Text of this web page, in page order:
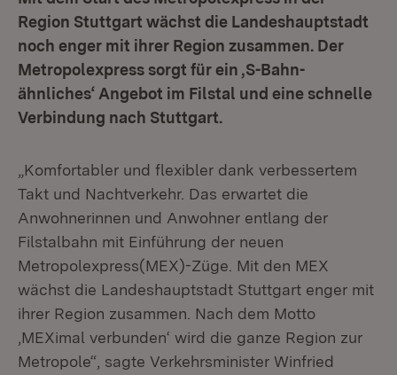
Region Stuttgart wächst die Landeshauptstadt
noch enger mit ihrer Region zusammen. Der
Metropolexpress sorgt für ein ‚S-Bahn-
ähnliches‘ Angebot im Filstal und eine schnelle
Verbindung nach Stuttgart.
„Komfortabler und flexibler dank verbessertem
Takt und Nachtverkehr. Das erwartet die
Anwohnerinnen und Anwohner entlang der
Filstalbahn mit Einführung der neuen
Metropolexpress(MEX)-Züge. Mit den MEX
wächst die Landeshauptstadt Stuttgart enger mit
ihrer Region zusammen. Nach dem Motto
‚MEXimal verbunden‘ wird die ganze Region zur
Metropole“, sagte Verkehrsminister Winfried